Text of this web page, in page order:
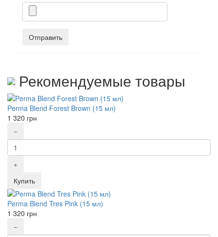
Отправить
Рекомендуемые товары
Perma Blend Forest Brown (15 мл)
1 320 грн
Купить
Perma Blend Tres Pink (15 мл)
1 320 грн